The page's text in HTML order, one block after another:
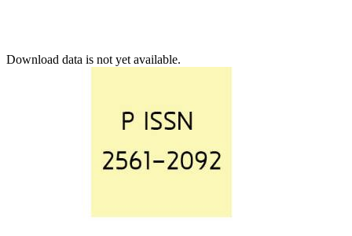
Download data is not yet available.